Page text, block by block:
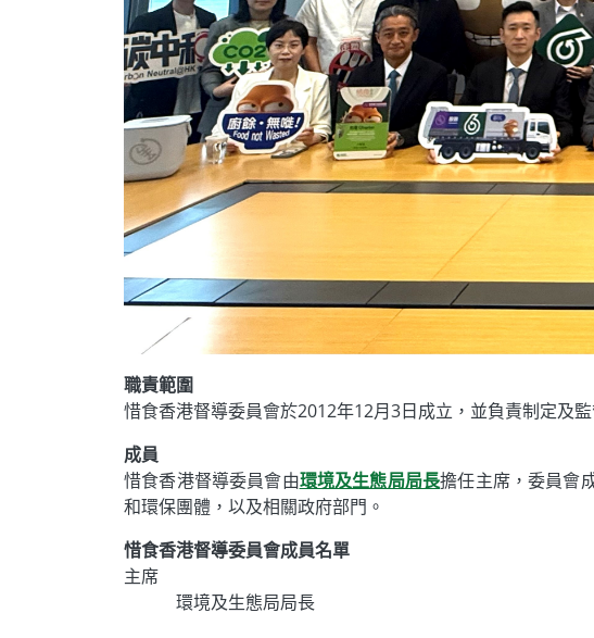
職責範圍
惜食香港督導委員會於2012年12月3日成立，並負責制定及
成員
惜食香港督導委員會由環境及生態局局長擔任主席，委員會
和環保團體，以及相關政府部門。
惜食香港督導委員會成員名單
主席
環境及生態局局長